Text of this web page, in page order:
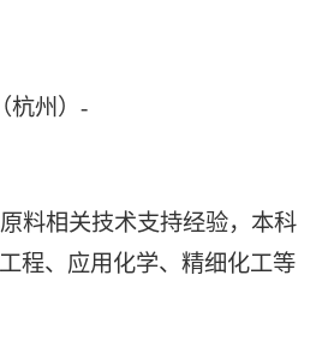
杭州）-
料相关技术支持经验，本科
程、应用化学、精细化工等